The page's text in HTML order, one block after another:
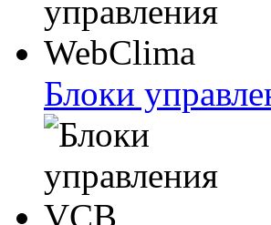
Блоки